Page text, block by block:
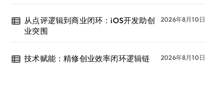
从点评逻辑到商业闭环：iOS开发助创
业突围
2026年8月10日
技术赋能：精修创业效率闭环逻辑链 2026年8月10日